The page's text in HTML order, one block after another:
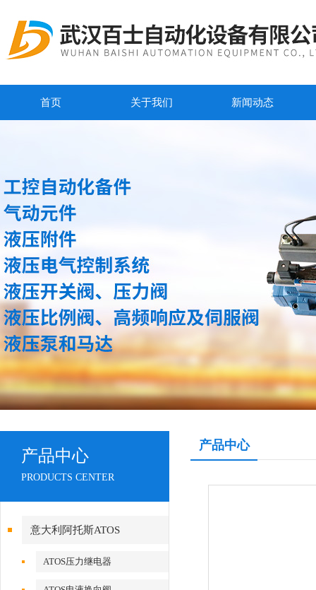
首页 关于我们 新闻动态
产品中心
PRODUCTS CENTER
意大利阿托斯ATOS
ATOS压力继电器
产品中心